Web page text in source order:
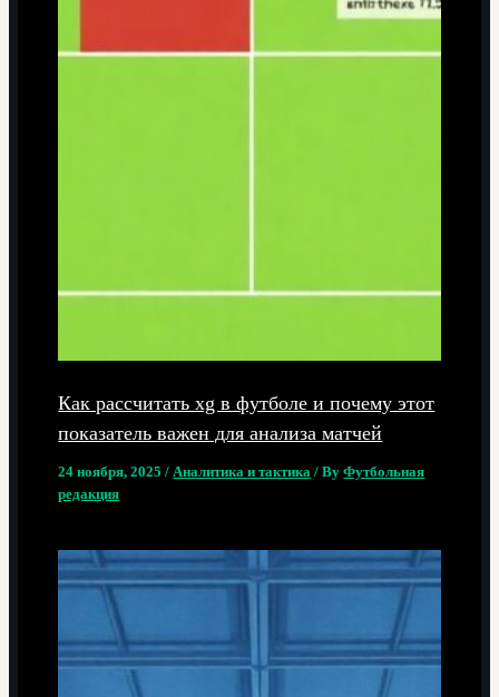
Как рассчитать xg в футболе и почему этот
показатель важен для анализа матчей
24 ноября, 2025/Аналитика и тактика / ByФутбольная
редакция